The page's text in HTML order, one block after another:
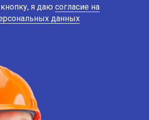
я даю согласие на
данных